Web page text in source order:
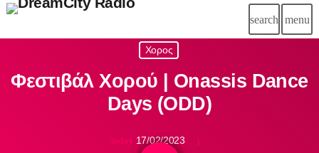
search menu
close
chat LIVE CHAT
Χορος
Φεστιβάλ Χορού | Onassis Dance
Days (ODD)
today 17/02/2023